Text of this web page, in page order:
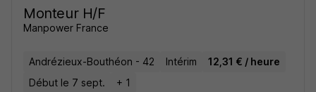
Monteur H/F
Manpower France
Andrézieux-Bouthéon - 42 Intérim
12,31 € / heure
Début le 7 sept.
+ 1